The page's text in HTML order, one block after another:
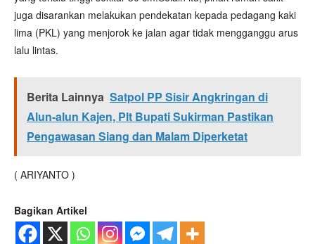
juga disarankan melakukan pendekatan kepada pedagang kaki
lima (PKL) yang menjorok ke jalan agar tidak mengganggu arus
lalu lintas.
Berita Lainnya Satpol PP Sisir Angkringan di
Alun-alun Kajen, Plt Bupati Sukirman Pastikan
Pengawasan Siang dan Malam Diperketat
( ARIYANTO )
Bagikan Artikel